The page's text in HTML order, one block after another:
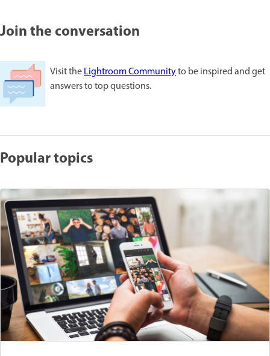
Join the conversation
Visit theLightroom Communityto be inspired and get
answers to top questions.
Popular topics